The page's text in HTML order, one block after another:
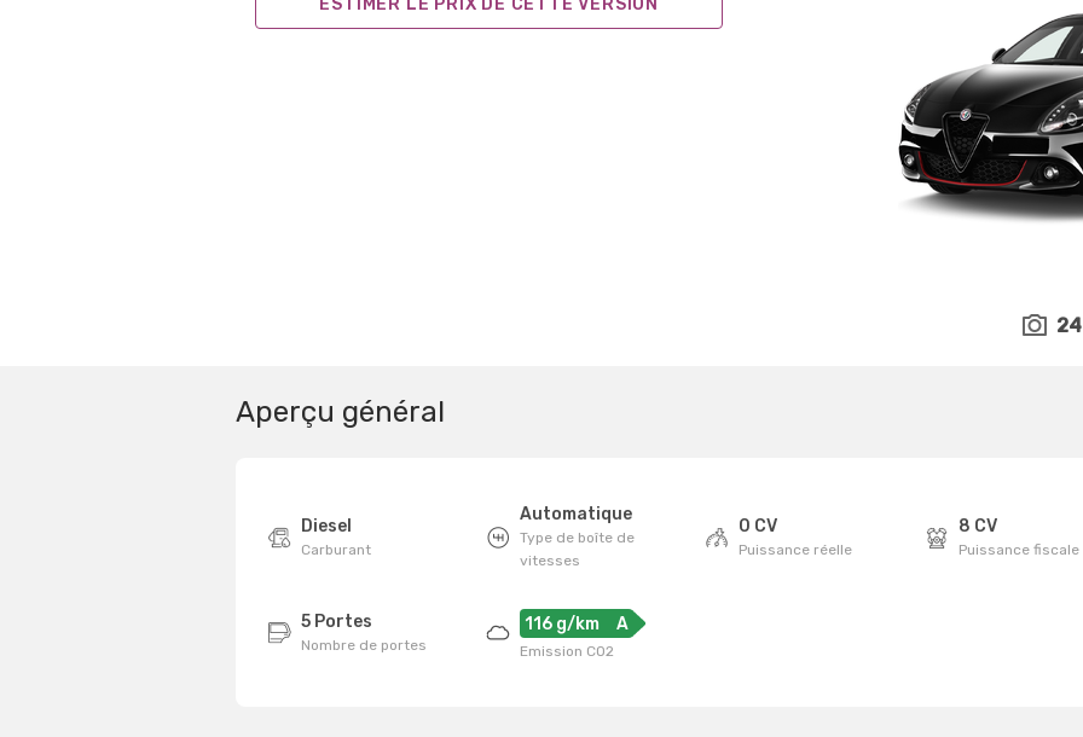
ESTIMER LE PRIX DE CETTE VERSION
24
Aperçu général
Diesel
Carburant
Automatique
Type de boîte de
vitesses
0 CV
Puissance réelle
8 CV
Puissance fiscale
5 Portes
Nombre de portes
116 g/km A
Emission CO2